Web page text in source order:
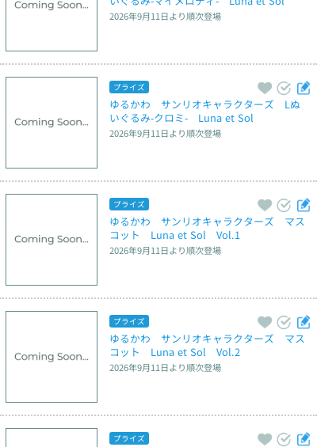
2026年9月11日より順次登場
プライズ
ゆるかわ　サンリオキャラクターズ　Lぬ
いぐるみ‐クロミ‐　Luna et Sol
2026年9月11日より順次登場
プライズ
ゆるかわ　サンリオキャラクターズ　マス
コット　Luna et Sol　Vol.1
2026年9月11日より順次登場
プライズ
ゆるかわ　サンリオキャラクターズ　マス
コット　Luna et Sol　Vol.2
2026年9月11日より順次登場
プライズ